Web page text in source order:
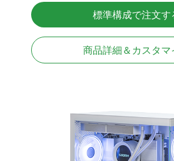
NVMeSSD 1TB
無線LAN Bluetooth対
Windows11 Home
標準構成で注文す
商品詳細＆カスタマ